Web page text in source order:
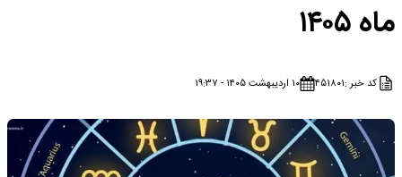
ماه ۱۴۰۵
کد خبر :۴۵۱۸۰۱ ۱۰ اردیبهشت ۱۴۰۵ - ۱۹:۳۷